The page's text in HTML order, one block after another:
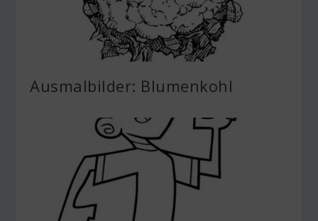
Ausmalbilder: Blumenkohl